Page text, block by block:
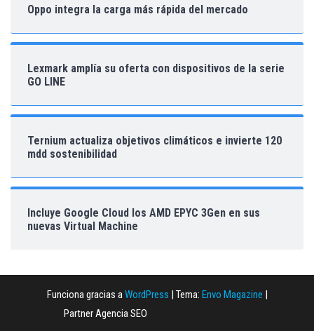
Oppo integra la carga más rápida del mercado
Lexmark amplía su oferta con dispositivos de la serie
GO LINE
Ternium actualiza objetivos climáticos e invierte 120
mdd sostenibilidad
Incluye Google Cloud los AMD EPYC 3Gen en sus
nuevas Virtual Machine
Funciona gracias aWordPress Tema: Envo Magazine
Partner Agencia SEO